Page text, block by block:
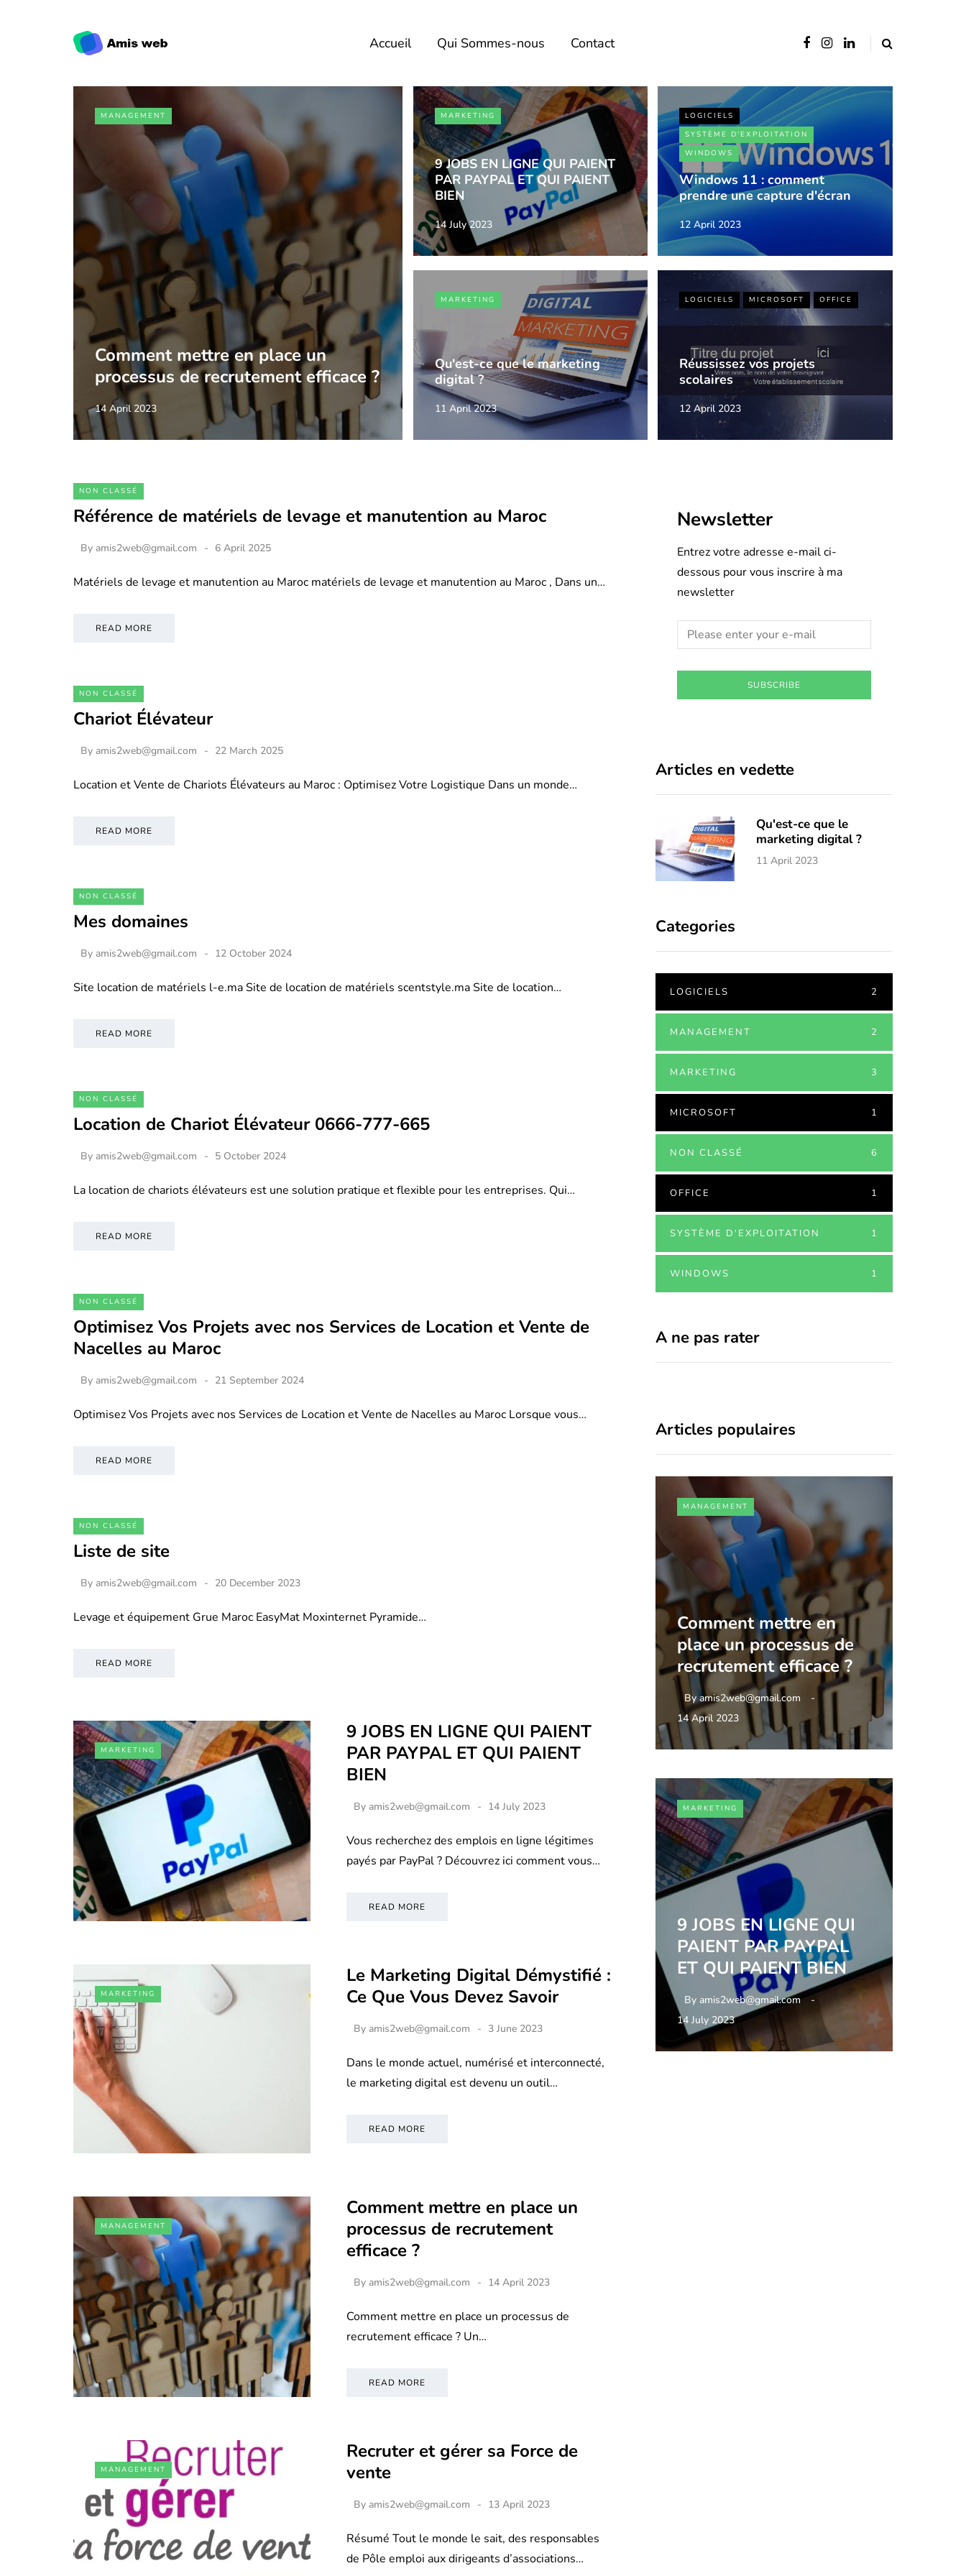
Accueil Qui Sommes-nous Contact
MANAGEMENT
Comment mettre en place un
processus de recrutement efficace ?
14 April 2023
MARKETING
9 JOBS EN LIGNE QUI PAIENT
PAR PAYPAL ET QUI PAIENT
BIEN
14 July 2023
LOGICIELS
SYSTÈME D'EXPLOITATION
WINDOWS
Windows 11 : comment
prendre une capture d'écran
12 April 2023
MARKETING
Qu'est-ce que le marketing
digital ?
11 April 2023
LOGICIELS MICROSOFT OFFICE
Réussissez vos projets
scolaires
12 April 2023
NON CLASSÉ
Référence de matériels de levage et manutention au Maroc
By amis2web@gmail.com 6 April 2025
Matériels de levage et manutention au Maroc matériels de levage et manutention au Maroc , Dans un…
READ MORE
NON CLASSÉ
Chariot Élévateur
By amis2web@gmail.com 22 March 2025
Location et Vente de Chariots Élévateurs au Maroc : Optimisez Votre Logistique Dans un monde…
READ MORE
NON CLASSÉ
Mes domaines
By amis2web@gmail.com 12 October 2024
Site location de matériels l-e.ma Site de location de matériels scentstyle.ma Site de location…
READ MORE
NON CLASSÉ
Location de Chariot Élévateur 0666-777-665
By amis2web@gmail.com 5 October 2024
La location de chariots élévateurs est une solution pratique et flexible pour les entreprises. Qui…
READ MORE
NON CLASSÉ
Optimisez Vos Projets avec nos Services de Location et Vente de
Nacelles au Maroc
By amis2web@gmail.com 21 September 2024
Optimisez Vos Projets avec nos Services de Location et Vente de Nacelles au Maroc Lorsque vous…
READ MORE
NON CLASSÉ
Liste de site
By amis2web@gmail.com 20 December 2023
Levage et équipement Grue Maroc EasyMat Moxinternet Pyramide…
READ MORE
MARKETING
9 JOBS EN LIGNE QUI PAIENT
PAR PAYPAL ET QUI PAIENT
BIEN
By amis2web@gmail.com 14 July 2023
Vous recherchez des emplois en ligne légitimes
payés par PayPal ? Découvrez ici comment vous…
READ MORE
MARKETING
Le Marketing Digital Démystifié :
Ce Que Vous Devez Savoir
By amis2web@gmail.com 3 June 2023
Dans le monde actuel, numérisé et interconnecté,
le marketing digital est devenu un outil…
READ MORE
MANAGEMENT
Comment mettre en place un
processus de recrutement
efficace ?
By amis2web@gmail.com 14 April 2023
Comment mettre en place un processus de
recrutement efficace ? Un…
READ MORE
MANAGEMENT
Recruter et gérer sa Force de
vente
By amis2web@gmail.com 13 April 2023
Résumé Tout le monde le sait, des responsables
de Pôle emploi aux dirigeants d’associations…
Newsletter
Entrez votre adresse e-mail ci-
dessous pour vous inscrire à ma
newsletter
SUBSCRIBE
Articles en vedette
Qu'est-ce que le
marketing digital ?
11 April 2023
Categories
LOGICIELS 2
MANAGEMENT 2
MARKETING 3
MICROSOFT 1
NON CLASSÉ 6
OFFICE 1
SYSTÈME D'EXPLOITATION 1
WINDOWS 1
A ne pas rater
Articles populaires
MANAGEMENT
Comment mettre en
place un processus de
recrutement efficace ?
Byamis2web@gmail.com
14 April 2023
MARKETING
9 JOBS EN LIGNE QUI
PAIENT PAR PAYPAL
ET QUI PAIENT BIEN
By amis2web@gmail.com
14 July 2023